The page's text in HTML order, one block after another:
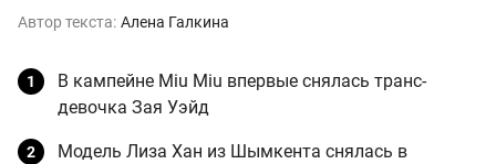
Автор текста: Алена Галкина
В кампейне Miu Miu впервые снялась транс-
девочка Зая Уэйд
Модель Лиза Хан из Шымкента снялась в